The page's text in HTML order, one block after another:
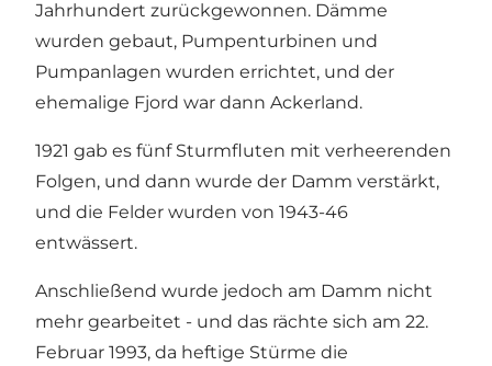
Jahrhundert zurückgewonnen. Dämme
wurden gebaut, Pumpenturbinen und
Pumpanlagen wurden errichtet, und der
ehemalige Fjord war dann Ackerland.
1921 gab es fünf Sturmfluten mit verheerenden
Folgen, und dann wurde der Damm verstärkt,
und die Felder wurden von 1943-46
entwässert.
Anschließend wurde jedoch am Damm nicht
mehr gearbeitet - und das rächte sich am 22.
Februar 1993, da heftige Stürme die